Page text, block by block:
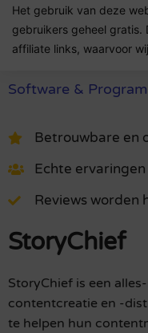
Het gebruik van deze
gebruikers geheel gratis.
affiliate links, waarvoor
Software &
Betrouwbare en
Echte
Reviews worden
StoryChief
StoryChief is een
contentcreatie en -
te helpen hun